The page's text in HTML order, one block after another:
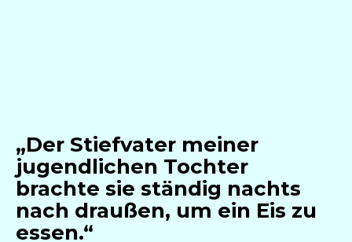
„Der Stiefvater meiner
jugendlichen Tochter
brachte sie ständig nachts
nach draußen, um ein Eis zu
essen.“